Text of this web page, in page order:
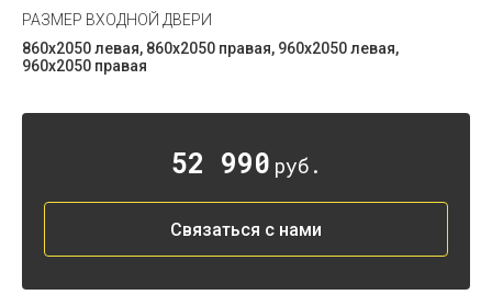
РАЗМЕР ВХОДНОЙ ДВЕРИ
860х2050 левая, 860х2050 правая, 960х2050 левая,
960х2050 правая
52 990 руб.
Связаться с нами